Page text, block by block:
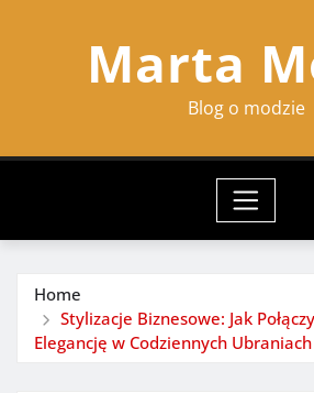
Marta
Blog o modzie
Home
Stylizacje Biznesowe: Jak
Elegancję w Codziennych Ubraniach